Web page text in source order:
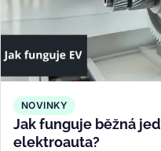
NOVINKY
Jak funguje běžná
elektroauta?